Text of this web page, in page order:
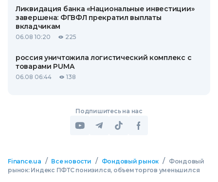
Ликвидация банка «Национальные инвестиции»
завершена: ФГВФЛ прекратил выплаты
вкладчикам
06.08 10:20 225
россия уничтожила логистический комплекс с
товарами PUMA
06.08 06:44 138
Подпишитесь на нас
Finance.ua / Все новости / Фондовый рынок /
Фондовый
рынок: Индекс ПФТС понизился, объем торгов уменьшился